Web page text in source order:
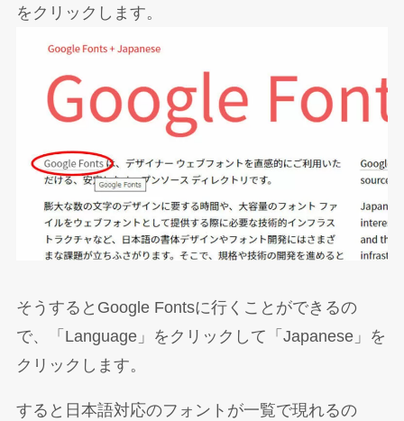
をクリックします。
そうするとGoogle Fontsに行くことができるの
で、「Language」をクリックして「Japanese」を
クリックします。
すると日本語対応のフォントが一覧で現れるの